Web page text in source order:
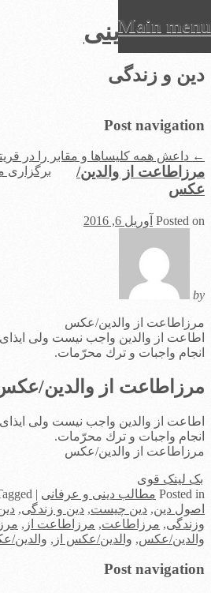
عرفان دینی
دین و زندگی
Main menu
to
content
Post navigation
← داعش همه کلیساها و مقابر را در
برگزاری
مرزاطاعت از والدین/
عکس
Posted on آوریل 6, 2016
by
مرزاطاعت از والدین/عکس
اطاعت از والدین واجب نیست ولى
انجام واجبات و ترك محرّمات.
مرزاطاعت از والدین/
اطاعت از والدین واجب نیست ولى
انجام واجبات و ترك محرّمات.
مرزاطاعت از والدین/عکس
بک لینک قوی
Posted in مطالب دینی و عرفانی |
اصول دین, دین چیست, دین و زندگی,
وزندگی, مرزاطاعت, مرزاطاعت از ,
والدین/عکس, والدین/عکس از ,
Post navigation